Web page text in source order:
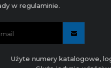
w regulaminie.
Użyte numery katalogowe,